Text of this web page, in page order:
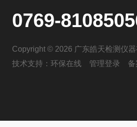
0769-
Copyright © 2026 广东皓天检测仪
技术支持： 环保在线 管理登录 备